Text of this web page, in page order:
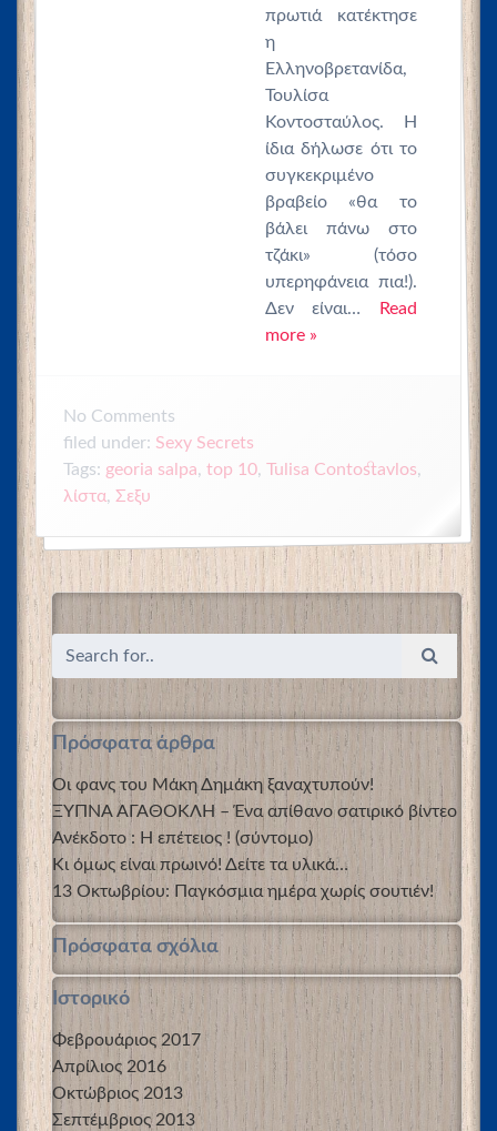
πρωτιά κατέκτησε
η
Ελληνοβρετανίδα,
Τουλίσα
Κοντοσταύλος. Η
ίδια δήλωσε ότι το
συγκεκριμένο
βραβείο «θα το
βάλει πάνω στο
τζάκι» (τόσο
υπερηφάνεια πια!).
Δεν είναι…
Read
more »
No Comments
filed under: Sexy Secrets
Tags: georia salpa, top 10, Tulisa Contostavlos,
λίστα, Σεξυ
Πρόσφατα άρθρα
Οι φανς του Μάκη Δημάκη ξαναχτυπούν!
ΞΥΠΝΑ ΑΓΑΘΟΚΛΗ – Ένα απίθανο σατιρικό βίντεο
Ανέκδοτο : Η επέτειος ! (σύντομο)
Κι όμως είναι πρωινό! Δείτε τα υλικά…
13 Οκτωβρίου: Παγκόσμια ημέρα χωρίς σουτιέν!
Πρόσφατα σχόλια
Ιστορικό
Φεβρουάριος 2017
Απρίλιος 2016
Οκτώβριος 2013
Σεπτέμβριος 2013